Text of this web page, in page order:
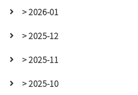
> 2026-01
> 2025-12
> 2025-11
> 2025-10